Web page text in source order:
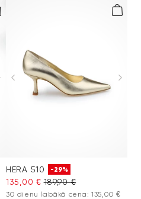
HERA 510 -29%
135,00 € 189,90 €
30 dienu labākā cena: 135,00 €